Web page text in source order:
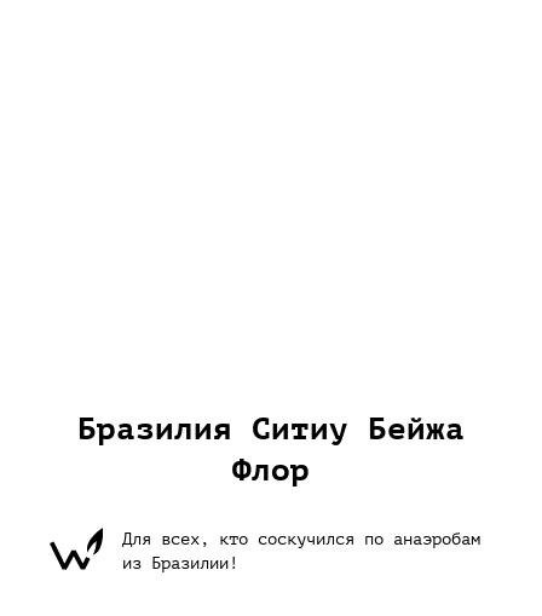
Бразилия Ситиу Бейжа
Флор
Для всех, кто соскучился по анаэробам
из Бразилии!